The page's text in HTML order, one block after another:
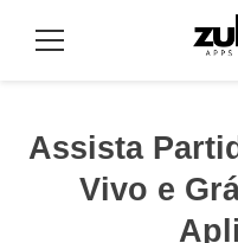
paraMenu
Assista
Vivo e